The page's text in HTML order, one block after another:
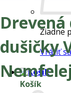
Žiadne
Vrátiť
Košík
dušičky